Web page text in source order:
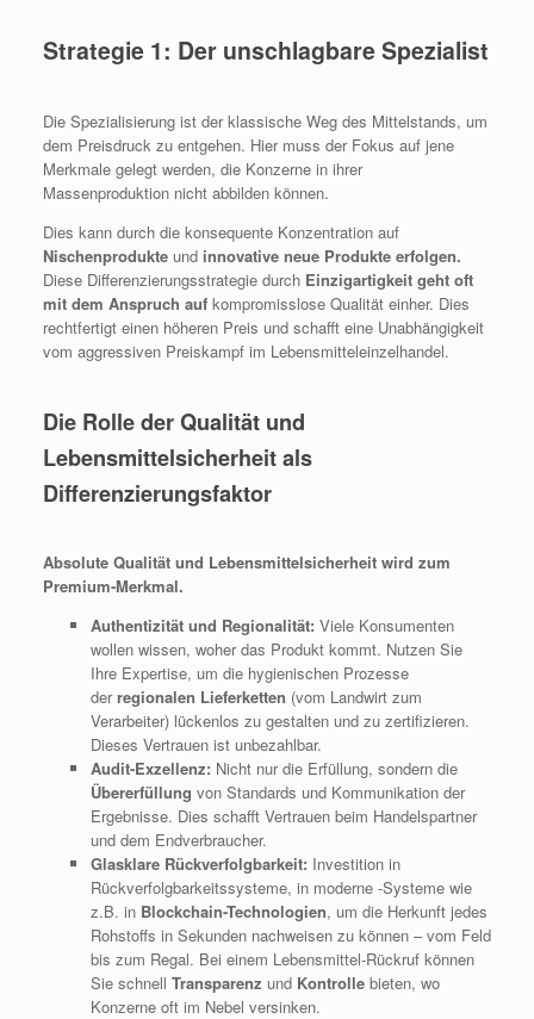
Strategie 1: Der unschlagbare Spezialist
Die Spezialisierung ist der klassische Weg des Mittelstands, um
dem Preisdruck zu entgehen. Hier muss der Fokus auf jene
Merkmale gelegt werden, die Konzerne in ihrer
Massenproduktion nicht abbilden können.
Dies kann durch die konsequente Konzentration auf
Nischenprodukte und innovative neue Produkte erfolgen.
Diese Differenzierungsstrategie durch Einzigartigkeit geht oft
mit dem Anspruch auf kompromisslose Qualität einher. Dies
rechtfertigt einen höheren Preis und schafft eine Unabhängigkeit
vom aggressiven Preiskampf im Lebensmitteleinzelhandel.
Die Rolle der Qualität und
Lebensmittelsicherheit als
Differenzierungsfaktor
Absolute Qualität und Lebensmittelsicherheit wird zum
Premium-Merkmal.
Authentizität und Regionalität: Viele Konsumenten
wollen wissen, woher das Produkt kommt. Nutzen Sie
Ihre Expertise, um die hygienischen Prozesse
derregionalen Lieferketten (vom Landwirt zum
Verarbeiter) lückenlos zu gestalten und zu zertifizieren.
Dieses Vertrauen ist unbezahlbar.
Audit-Exzellenz: Nicht nur die Erfüllung, sondern die
Übererfüllung von Standards und Kommunikation der
Ergebnisse. Dies schafft Vertrauen beim Handelspartner
und dem Endverbraucher.
Glasklare Rückverfolgbarkeit: Investition in
Rückverfolgbarkeitssysteme, in moderne -Systeme wie
z.B. in Blockchain-Technologien, um die Herkunft jedes
Rohstoffs in Sekunden nachweisen zu können – vom Feld
bis zum Regal. Bei einem Lebensmittel-Rückruf können
Sie schnell Transparenz und Kontrollebieten, wo
Konzerne oft im Nebel versinken.